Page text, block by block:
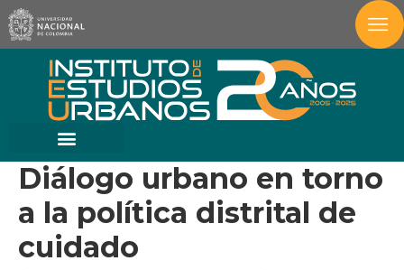
Diálogo urbano en torno
a la política distrital de
cuidado